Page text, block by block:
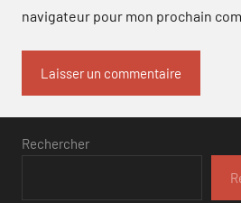
navigateur pour mon prochain
Rechercher